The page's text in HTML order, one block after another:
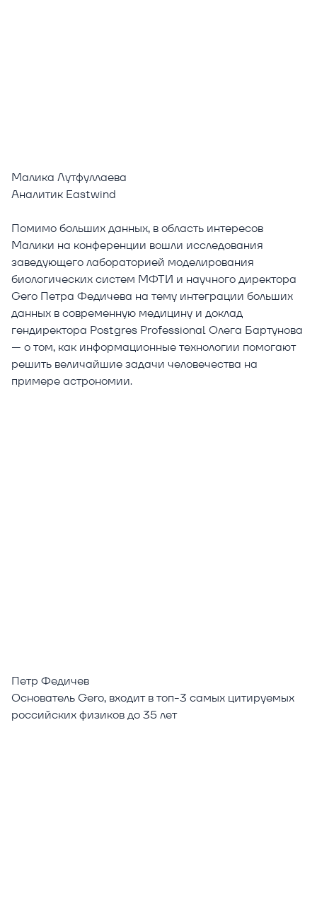
Малика Лутфуллаева
Аналитик Eastwind
Помимо больших данных, в область интересов
Малики на конференции вошли исследования
заведующего лабораторией моделирования
биологических систем МФТИ и научного директора
Gero Петра Федичева на тему интеграции больших
данных в современную медицину и доклад
гендиректора Postgres Professional Олега Бартунова
— о том, как информационные технологии помогают
решить величайшие задачи человечества на
примере астрономии.
Петр Федичев
Основатель Gero, входит в топ-3 самых цитируемых
российских физиков до 35 лет